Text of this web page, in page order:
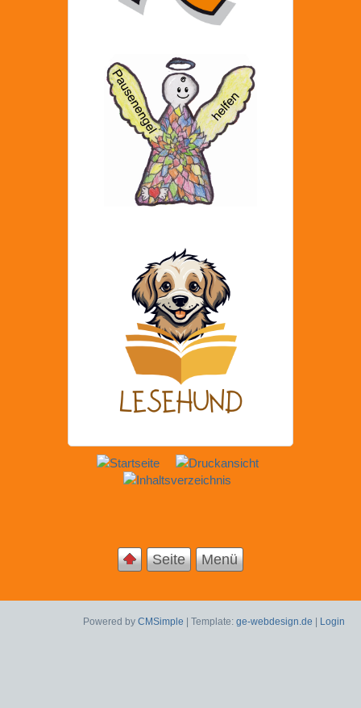
Seite Menü
Powered by CMSimple | Template: ge-webdesign.de | Login